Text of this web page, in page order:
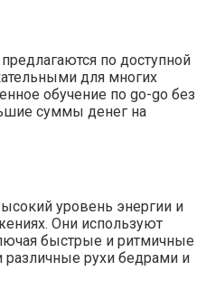
по доступной
для многих
обучение по go-go без
суммы денег на
уровень энергии и
Они используют
быстрые и ритмичные
рухи бедрами и